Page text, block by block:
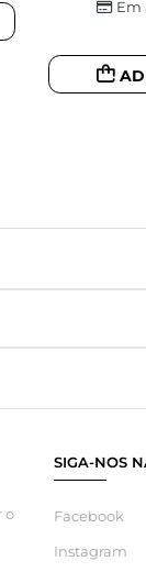
Em
o
SIGA-NOS
Facebook
Instagram